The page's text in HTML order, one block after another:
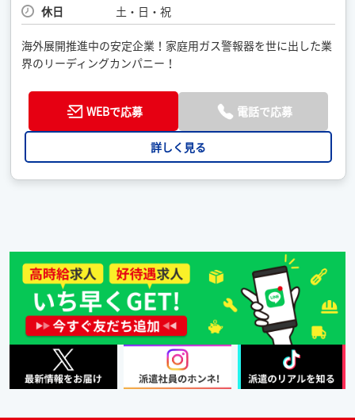
休日
土・日・祝
海外展開推進中の安定企業！家庭用ガス警報器を世に出した業
界のリーディングカンパニー！
WEBで応募 電話で応募
詳しく見る